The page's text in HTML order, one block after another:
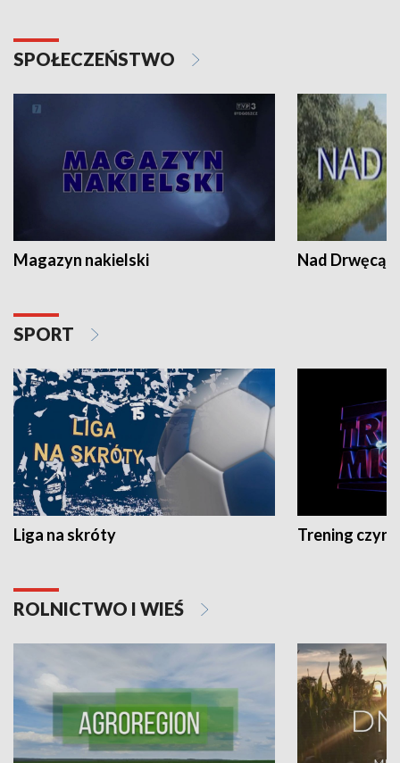
SPOŁECZEŃSTWO
Magazyn nakielski Nad Drwęcą
SPORT
Liga na skróty Trening czyni
ROLNICTWO I WIEŚ